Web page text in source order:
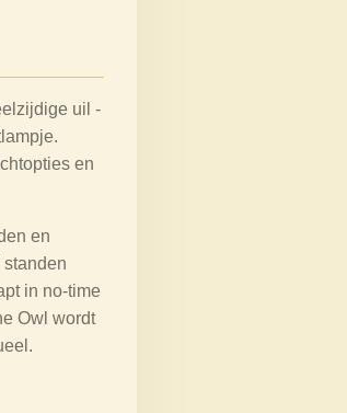
uil -
en
en
standen
in no-time
Owl wordt